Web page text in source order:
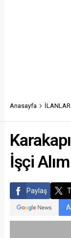
Anasayfa İLANLAR
İşçi
Paylaş